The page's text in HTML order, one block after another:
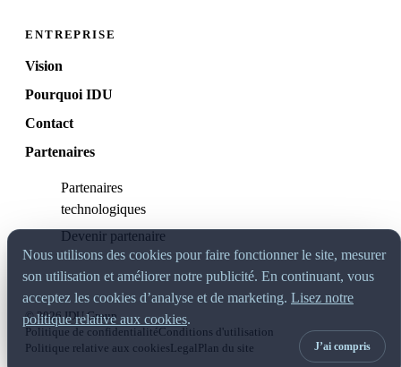
ENTREPRISE
Vision
Pourquoi IDU
Contact
Partenaires
Partenaires
technologiques
Devenir partenaire
© 2026 IDU Group
Politique de confidentialitéConditions d'utilisation
Politique relative aux cookiesLegal Plan du site
Nous utilisons des cookies pour faire fonctionner le site, mesurer
son utilisation et améliorer notre publicité. En continuant, vous
acceptez les cookies d’analyse et de marketing. Lisez notre
politique relative aux cookies.
J’ai compris